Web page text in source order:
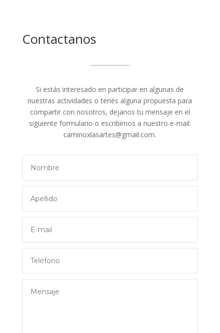
Contactanos
Si estás interesado en participar en algunas de
nuestras actividades o tenés alguna propuesta para
compartir con nosotros, dejanos tu mensaje en el
siguiente formulario o escribirnos a nuestro e-mail:
caminoxlasartes@gmail.com.